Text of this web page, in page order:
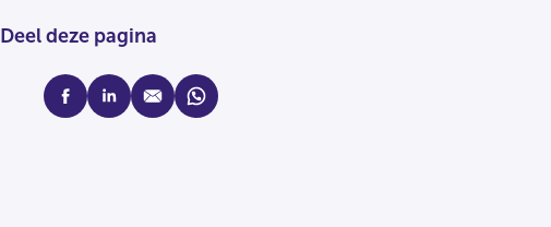
Deel deze pagina
facebooklinkedinmail whatsapp